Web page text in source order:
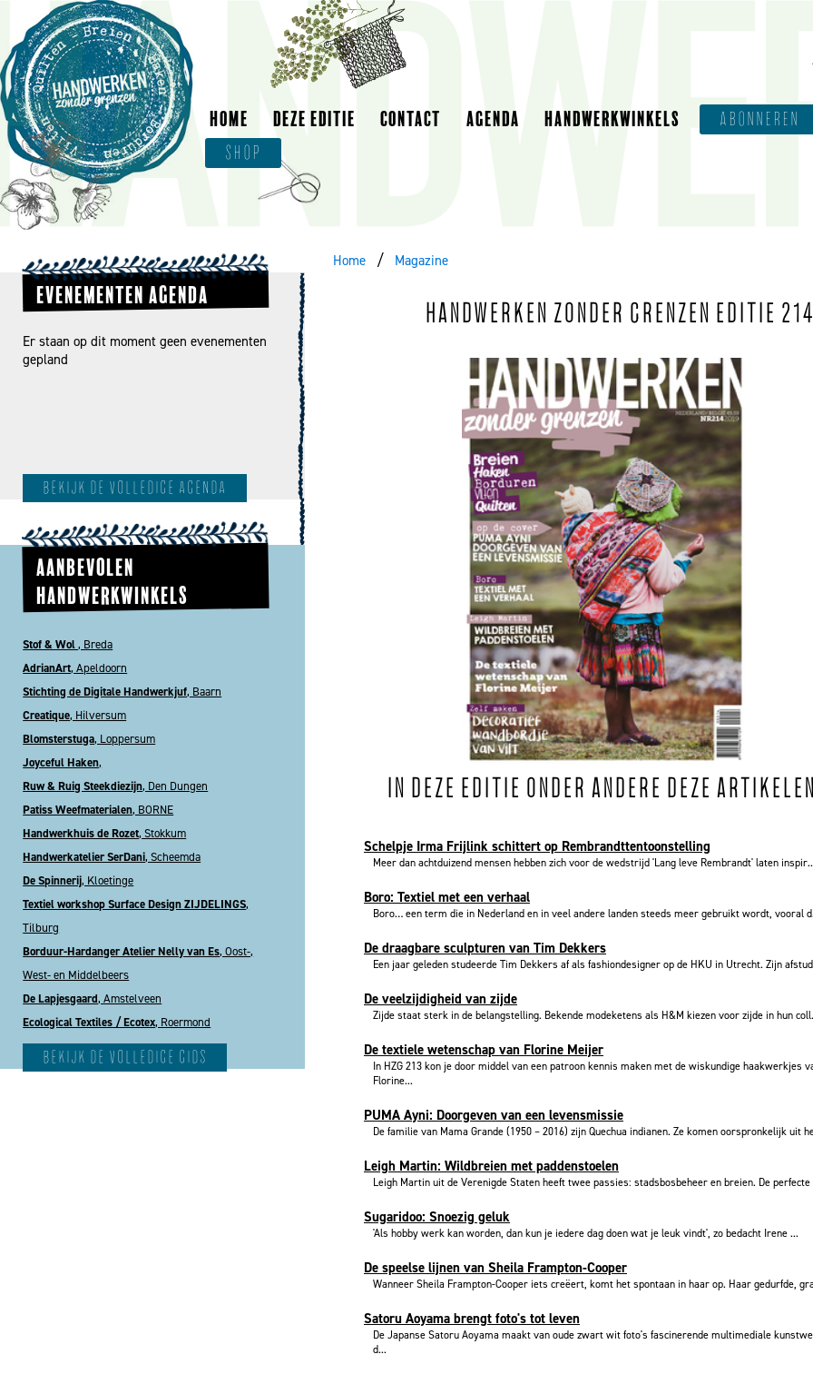
HOME DEZE EDITIE CONTACT AGENDA HANDWERKWINKELS
ABONNEREN
SHOP
EVENEMENTEN AGENDA
Er staan op dit moment geen evenementen
gepland
bekijk de volledige agenda
AANBEVOLEN
HANDWERKWINKELS
Stof & Wol, Breda
AdrianArt, Apeldoorn
Stichting de Digitale Handwerkjuf, Baarn
Creatique, Hilversum
Blomsterstuga, Loppersum
Joyceful Haken,
Ruw & Ruig Steekdiezijn, Den Dungen
Patiss Weefmaterialen, BORNE
Handwerkhuis de Rozet, Stokkum
Handwerkatelier SerDani, Scheemda
De Spinnerij, Kloetinge
Textiel workshop Surface Design ZIJDELINGS,
Tilburg
Borduur-Hardanger Atelier Nelly van Es, Oost-,
West- en Middelbeers
De Lapjesgaard, Amstelveen
Ecological Textiles / Ecotex, Roermond
bekijk de volledige gids
Home Magazine
HANDWERKEN ZONDER GRENZEN EDITIE 214
IN DEZE EDITIE ONDER ANDERE DEZE
Schelpje Irma Frijlink schittert op Rembrandttentoonstelling
Meer dan achtduizend mensen hebben zich voor de wedstrijd 'Lang leve Rembrandt' laten
Boro: Textiel met een verhaal
Boro… een term die in Nederland en in veel andere landen steeds meer gebruikt wordt, vooral
De draagbare sculpturen van Tim Dekkers
Een jaar geleden studeerde Tim Dekkers af als fashiondesigner op de HKU in Utrecht. Zijn
De veelzijdigheid van zijde
Zijde staat sterk in de belangstelling. Bekende modeketens als H&M kiezen voor zijde in hun
De textiele wetenschap van Florine Meijer
In HZG 213 kon je door middel van een patroon kennis maken met de wiskundige haakwerkjes
Florine...
PUMA Ayni: Doorgeven van een levensmissie
De familie van Mama Grande (1950 – 2016) zijn Quechua indianen. Ze komen oorspronkelijk uit
Leigh Martin: Wildbreien met paddenstoelen
Leigh Martin uit de Verenigde Staten heeft twee passies: stadsbosbeheer en breien. De
Sugaridoo: Snoezig geluk
'Als hobby werk kan worden, dan kun je iedere dag doen wat je leuk vindt', zo bedacht Irene ...
De speelse lijnen van Sheila Frampton-Cooper
Wanneer Sheila Frampton-Cooper iets creëert, komt het spontaan in haar op. Haar gedurfde,
Satoru Aoyama brengt foto's tot leven
De Japanse Satoru Aoyama maakt van oude zwart wit foto's fascinerende multimediale
d...